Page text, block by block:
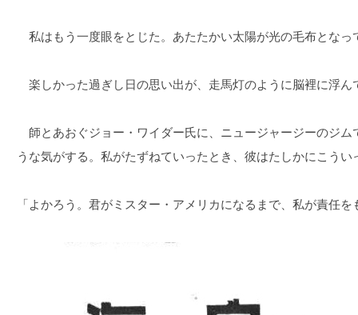
私はもう一度眼をとじた。あたたかい太陽が光の毛布となっ
楽しかった過ぎし日の思い出が、走馬灯のように脳裡に浮ん
師とあおぐジョー・ワイダー氏に、ニュージャージーのジム
うな気がする。私がたずねていったとき、彼はたしかにこうい
「よかろう。君がミスター・アメリカになるまで、私が責任